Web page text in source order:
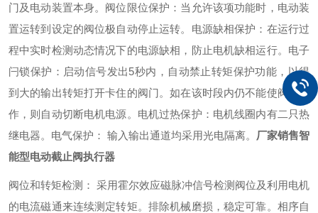
门及电动装置本身。 阀位限位保护：当允许该项功能时，电动装
置运转到设定的阀位极自动停止运转。 电源缺相保护：在运行过
程中实时检测动态情况下的电源缺相，防止电机缺相运行。 电子
闩锁保护：启动信号发出5秒内，自动禁止转矩保护功能，以得
到大的输出转矩打开卡住的阀门。如在该时段内仍不能使阀门动
作，则自动切断电机电源。 电机过热保护：电机线圈内有二只热
继电器。 电气保护： 输入输出通道均采用光电隔离。 厂家销售智
能型电动截止阀执行器
阀位和转矩检测： 采用霍尔效应磁脉冲信号检测阀位及利用电机
的电流磁通来连续测定转矩。排除机械磨损，稳定可靠。 相序自